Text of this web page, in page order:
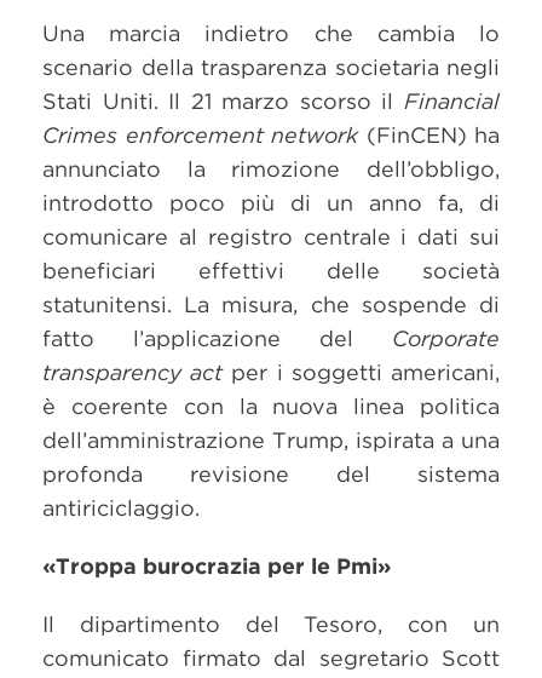
Una marcia indietro che cambia lo
scenario della trasparenza societaria negli
Stati Uniti. Il 21 marzo scorso il Financial
Crimes enforcement network(FinCEN) ha
annunciato la rimozione dell’obbligo,
introdotto poco più di un anno fa, di
comunicare al registro centrale i dati sui
beneficiari effettivi delle società
statunitensi. La misura, che sospende di
fatto l’applicazione del Corporate
transparency actper i soggetti americani,
è coerente con la nuova linea politica
dell’amministrazione Trump, ispirata a una
profonda revisione del sistema
antiriciclaggio.
«Troppa burocrazia per le Pmi»
Il dipartimento del Tesoro, con un
comunicato firmato dal segretario Scott